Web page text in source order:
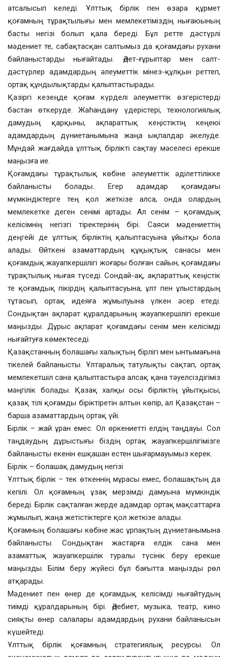
атсалысып келеді. Ұлттық бірлік пен өзара құрмет
қоғамның тұрақтылығы мен мемлекетіміздің нығаюының
басты негізі болып қала береді. Бұл ретте дәстүрлі
мәдениет те, сабақтасқан салтымыз да қоғамдағы рухани
байланыстарды нығайтады. Әдет-ғұрыптар мен салт-
дәстүрлер адамдардың әлеуметтік мінез-құлқын реттеп,
ортақ құндылықтарды қалыптастырады.
Қазіргі кезеңде қоғам күрделі әлеуметтік өзгерістерді
бастан өткеруде. Жаһандану үдерістері, технологиялық
дамудың қарқыны, ақпараттық кеңістіктің кеңеюі
адамдардың дүниетанымына жаңа ықпалдар әкелуде.
Мұндай жағдайда ұлттық бірлікті сақтау мәселесі ерекше
маңызға ие.
Қоғамдағы тұрақтылық көбіне әлеуметтік әділеттілікке
байланысты болады. Егер адамдар қоғамдағы
мүмкіндіктерге тең қол жеткізе алса, онда олардың
мемлекетке деген сенімі артады. Ал сенім – қоғамдық
келісімнің негізгі тіректерінің бірі. Саяси мәдениеттің
деңгейі де ұлттық бірліктің қалыптасуына ұйытқы бола
алады. Өйткені азаматтардың құқықтық санасы мен
қоғамдық жауапкершілігі жоғары болған сайын, қоғамдағы
тұрақтылық нығая түседі. Сондай-ақ, ақпараттық кеңістік
те қоғамдық пікірдің қалыптасуына, ұлт пен ұлыстардың
тұтасып, ортақ идеяға жұмылуына үлкен әсер етеді.
Сондықтан ақпарат құралдарының жауапкершілігі ерекше
маңызды. Дұрыс ақпарат қоғамдағы сенім мен келісімді
нығайтуға көмектеседі.
Қазақстанның болашағы халықтың бірлігі мен ынтымағына
тікелей байланысты. Ұлтаралық татулықты сақтап, ортақ
мемлекетшіл сана қалыптастыра алсақ қана тәуелсіздігіміз
мәңгілік болады. Қазақ халқы осы бірліктің ұйытқысы,
қазақ тілі қоғамды біріктіретін алтын көпір, ал Қазақстан –
барша азаматтардың ортақ үйі.
Бірлік – жай ұран емес. Ол өркениетті елдің таңдауы. Сол
таңдаудың дұрыстығы біздің ортақ жауапкершілігімізге
байланысты екенін ешқашан естен шығармауымыз керек.
Бірлік – болашақ дамудың негізі
Ұлттық бірлік – тек өткеннің мұрасы емес, болашақтың да
кепілі. Ол қоғамның ұзақ мерзімді дамуына мүмкіндік
береді. Бірлік сақталған жерде адамдар ортақ мақсаттарға
жұмылып, жаңа жетістіктерге қол жеткізе алады.
Қоғамның болашағы көбіне жас ұрпақтың дүниетанымына
байланысты. Сондықтан жастарға елдік сана мен
азаматтық жауапкершілік туралы түсінік беру ерекше
маңызды. Білім беру жүйесі бұл бағытта маңызды рөл
атқарады.
Мәдениет пен өнер де қоғамдық келісімді нығайтудың
тиімді құралдарының бірі. Әдебиет, музыка, театр, кино
сияқты өнер салалары адамдардың рухани байланысын
күшейтеді.
Ұлттық бірлік қоғамның стратегиялық ресурсы. Ол